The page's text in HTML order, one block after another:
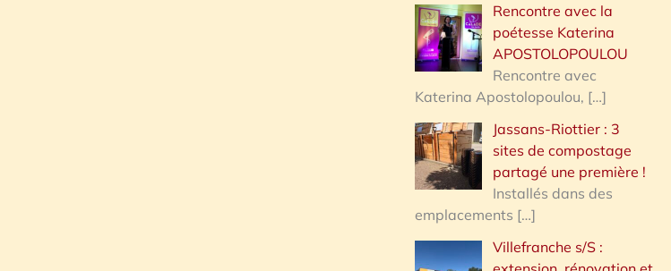
Rencontre avec la
poétesse Katerina
APOSTOLOPOULOU
Rencontre avec
Katerina Apostolopoulou, […]
Jassans-Riottier : 3
sites de compostage
partagé une première !
Installés dans des
emplacements […]
Villefranche s/S :